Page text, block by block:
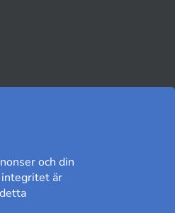
på Prisjakt
och din
är